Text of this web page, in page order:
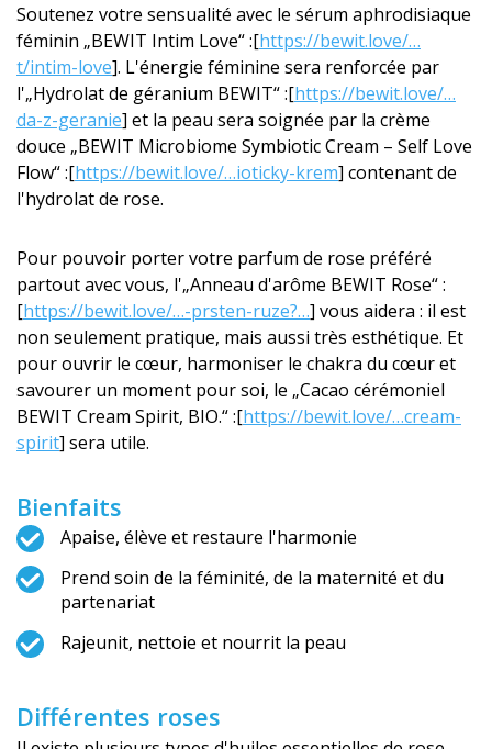
Soutenez votre sensualité avec le sérum aphrodisiaque
féminin „BEWIT Intim Love“ :[https://bewit.love/…
t/intim-love]. L'énergie féminine sera renforcée par
l'„Hydrolat de géranium BEWIT“ :[https://bewit.love/…
da-z-geranie] et la peau sera soignée par la crème
douce „BEWIT Microbiome Symbiotic Cream – Self Love
Flow“ :[https://bewit.love/…ioticky-krem] contenant de
l'hydrolat de rose.
Pour pouvoir porter votre parfum de rose préféré
partout avec vous, l'„Anneau d'arôme BEWIT Rose“ :
[https://bewit.love/…-prsten-ruze?…] vous aidera : il est
non seulement pratique, mais aussi très esthétique. Et
pour ouvrir le cœur, harmoniser le chakra du cœur et
savourer un moment pour soi, le „Cacao cérémoniel
BEWIT Cream Spirit, BIO.“ :[https://bewit.love/…cream-
spirit] sera utile.
Bienfaits
Apaise, élève et restaure l'harmonie
Prend soin de la féminité, de la maternité et du
partenariat
Rajeunit, nettoie et nourrit la peau
Différentes roses